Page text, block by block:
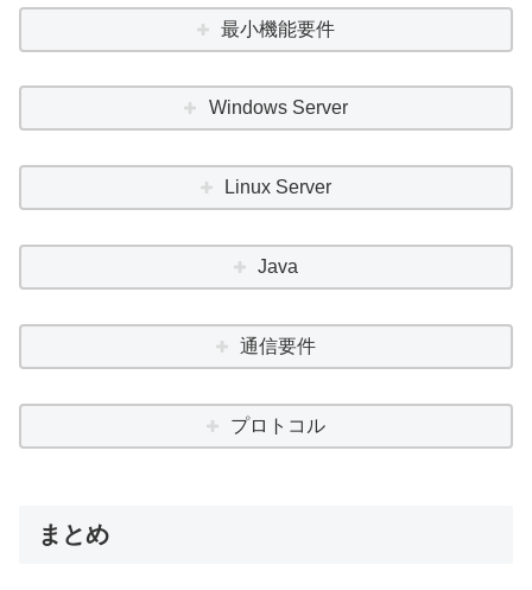
最小機能要件
Windows Server
Linux Server
Java
通信要件
プロトコル
まとめ